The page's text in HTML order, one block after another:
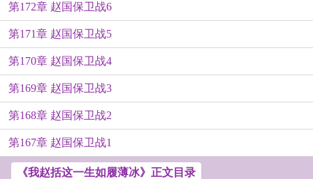
第172章 赵国保卫战6
第171章 赵国保卫战5
第170章 赵国保卫战4
第169章 赵国保卫战3
第168章 赵国保卫战2
第167章 赵国保卫战1
《我赵括这一生如履薄冰》正文目录